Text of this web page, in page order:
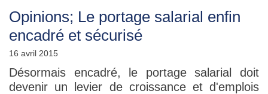
Opinions; Le portage salarial enfin
encadré et sécurisé
16 avril 2015
Désormais encadré, le portage salarial doit
devenir un levier de croissance et d'emplois